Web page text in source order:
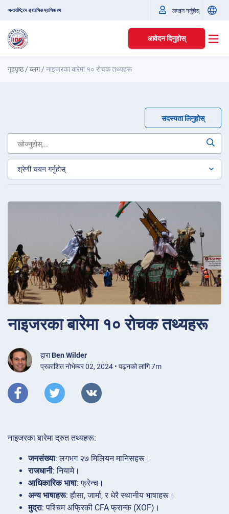
अन्तर्राष्ट्रिय ड्राइभिङ प्राधिकरण लगइन गर्नुहोस्
आवेदन दिनुहोस्
गृहपृष्ठ/ब्लग/नाइजरका बारेमा १० रोचक तथ्यहरू
सदस्यता लिनुहोस्
नाइजरका बारेमा १० रोचक तथ्यहरू
द्वाराBen Wilder
प्रकाशित नोभेम्बर 02, 2024 • पढ्नको लागि 7m
नाइजरका बारेमा द्रुत तथ्यहरू:
जनसंख्या: लगभग २७ मिलियन मानिसहरू।
राजधानी: नियामे।
आधिकारिक भाषा: फ्रेन्च।
अन्य भाषाहरू: हौसा, जार्मा, र धेरै स्थानीय भाषाहरू।
मुद्रा: पश्चिम अफ्रिकी CFA फ्रान्क (XOF)।